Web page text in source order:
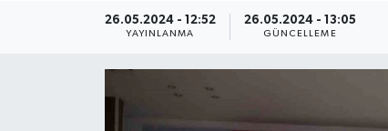
26.05.2024 - 12:52
YAYINLANMA
26.05.2024 - 13:05
GÜNCELLEME